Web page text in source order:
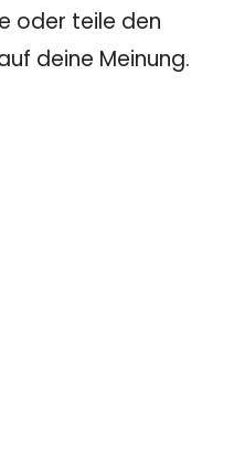
oder teile den
deine Meinung.